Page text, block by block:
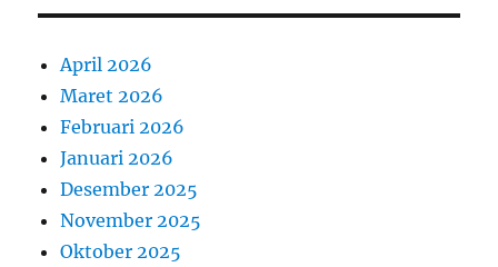
April 2026
Maret 2026
Februari 2026
Januari 2026
Desember 2025
November 2025
Oktober 2025